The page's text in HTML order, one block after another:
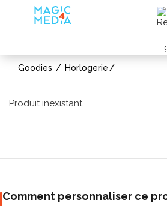
Goodies Horlogerie
Produit inexistant
Comment personnaliser ce